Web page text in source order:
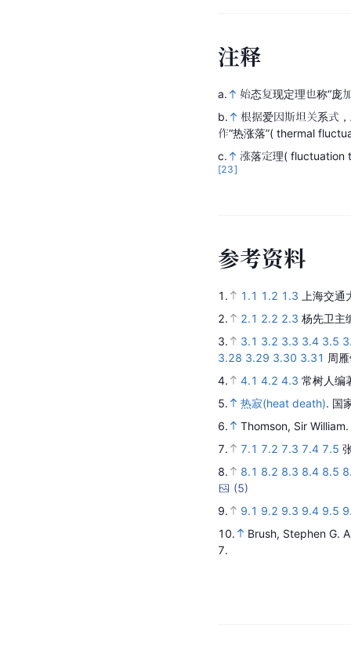
注释
a.
始态复现定理也称“庞
b.
根据爱因斯坦关系式
作“热涨落”( thermal
c.
涨落定理( fluctuation
[23]
参考资料
1. 1.1 1.2 1.3
上海交
2.
2.1 2.2 2.3 杨先卫主
3.
3.1 3.2 3.3 3.4 3.5
3.28 3.29 3.30 3.31 周
4.
4.1 4.2 4.3 常树人编
5.
热寂(heat death). 国
6.
Thomson, Sir William.
7.
7.1 7.2 7.3 7.4 7.5
8.
8.1 8.2 8.3 8.4 8.5
(5)
9.
9.1 9.2 9.3 9.4 9.5
10.
Brush, Stephen G.
7.